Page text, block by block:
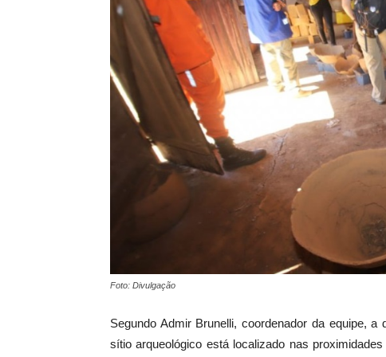
Foto: Divulgação
Segundo Admir Brunelli, coordenador da equipe,
sítio arqueológico está localizado nas